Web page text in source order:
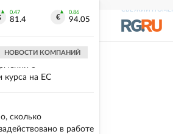
СВЕЖИЙ НОМЕР
0.47
81.4
0.86
94.05
НОВОСТИ КОМПАНИЙ
спикера
о
курса на ЕС
сколько
в работе